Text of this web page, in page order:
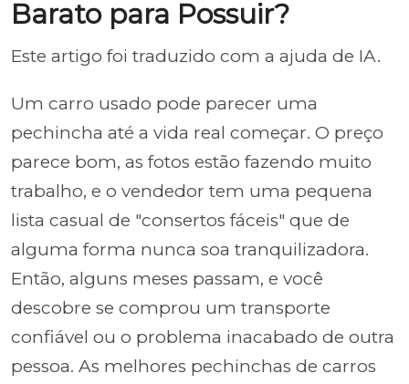
Barato para Possuir?
Este artigo foi traduzido com a ajuda de IA.
Um carro usado pode parecer uma
pechincha até a vida real começar. O preço
parece bom, as fotos estão fazendo muito
trabalho, e o vendedor tem uma pequena
lista casual de "consertos fáceis" que de
alguma forma nunca soa tranquilizadora.
Então, alguns meses passam, e você
descobre se comprou um transporte
confiável ou o problema inacabado de outra
pessoa. As melhores pechinchas de carros